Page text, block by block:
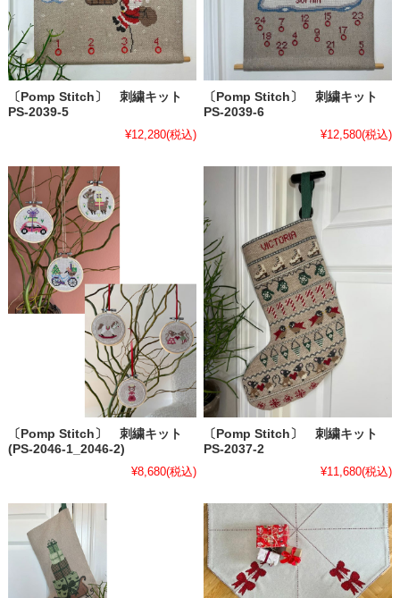
〔Pomp Stitch〕 刺繍キット
PS-2039-5
¥12,280(税込)
〔Pomp Stitch〕 刺繍キット
PS-2039-6
¥12,580(税込)
〔Pomp Stitch〕 刺繍キット
(PS-2046-1_2046-2)
¥8,680(税込)
〔Pomp Stitch〕 刺繍キット
PS-2037-2
¥11,680(税込)